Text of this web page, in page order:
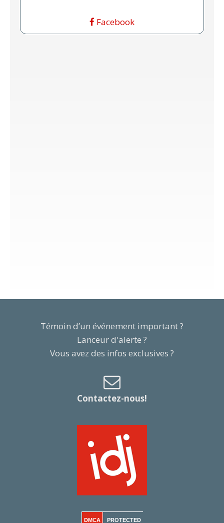
Facebook
Témoin d’un événement important ?
Lanceur d'alerte ?
Vous avez des infos exclusives ?
Contactez-nous!
DMCA PROTECTED